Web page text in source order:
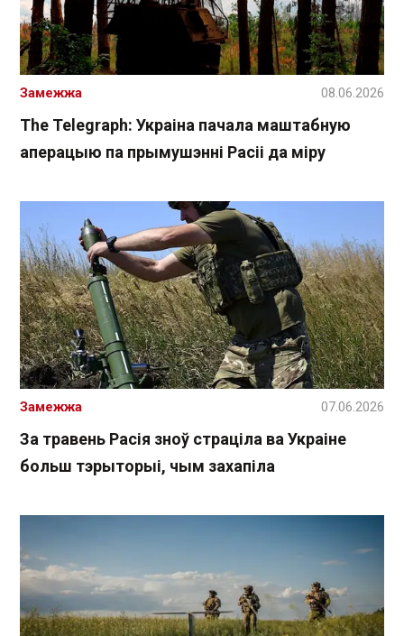
The Telegraph: Украіна пачала маштабную
аперацыю па прымушэнні Расіі да міру
Замежжа 08.06.2026
За травень Расія зноў страціла ва Украіне
больш тэрыторыі, чым захапіла
Замежжа 07.06.2026